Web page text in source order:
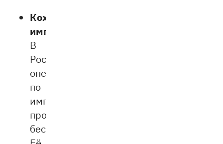
Кохлеарные
имплантаты.
В
России
операцию
по
имплантации
проводят
бесплатно.